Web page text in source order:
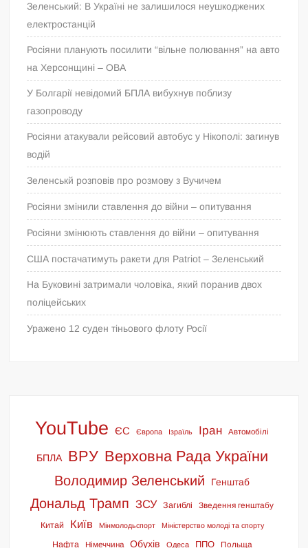
Зеленський: В Україні не залишилося неушкоджених
електростанцій
Росіяни планують посилити “вільне полювання” на авто
на Херсонщині – ОВА
У Болгарії невідомий БПЛА вибухнув поблизу
газопроводу
Росіяни атакували рейсовий автобус у Нікополі: загинув
водій
Зеленськй розповів про розмову з Вучичем
Росіяни змінили ставлення до війни – опитування
Росіяни змінюють ставлення до війни – опитування
США постачатимуть ракети для Patriot – Зеленський
На Буковині затримали чоловіка, який поранив двох
поліцейських
Уражено 12 суден тіньового флоту Росії
YouTube ЄС Європа Ізраїль Іран Автомобілі
БПЛА ВРУ Верховна Рада України
Володимир Зеленський Генштаб
Дональд Трамп ЗСУ Загиблі Зведення генштабу
Китай Київ Мінмолодьспорт Міністерство молоді та спорту
Нафта Німеччина Обухів Одеса ППО Польща